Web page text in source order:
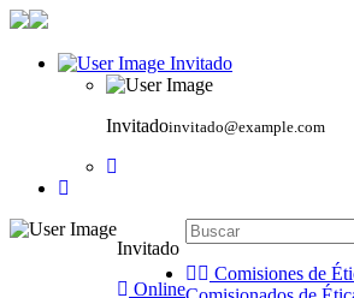
Invitado
Invitadoinvitado@example.com
Invitado
Online
Comisiones de